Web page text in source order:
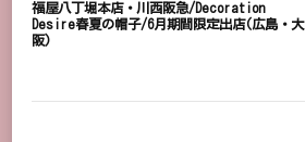
福屋八丁堀本店・川西阪急/Decoration
Desire春夏の帽子/6月期間限定出店(広島・大
阪)